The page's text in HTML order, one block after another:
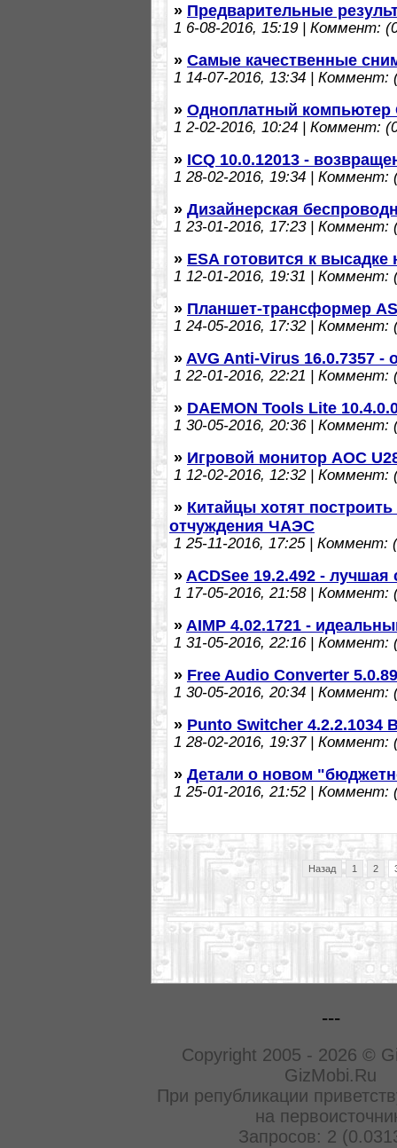
» Предварительные
1 6-08-2016, 15:19 | Коммент:
» Самые качественные
1 14-07-2016, 13:34 | Коммент:
» Одноплатный компьютер
1 2-02-2016, 10:24 | Коммент:
» ICQ 10.0.12013 -
1 28-02-2016, 19:34 | Коммент:
» Дизайнерская
1 23-01-2016, 17:23 | Коммент:
» ESA готовится к высадке
1 12-01-2016, 19:31 | Коммент:
» Планшет-трансформер
1 24-05-2016, 17:32 | Коммент:
» AVG Anti-Virus 16.0.7357 -
1 22-01-2016, 22:21 | Коммент:
» DAEMON Tools Lite
1 30-05-2016, 20:36 | Коммент:
» Игровой монитор AOC
1 12-02-2016, 12:32 | Коммент:
» Китайцы хотят
отчуждения ЧАЭС
1 25-11-2016, 17:25 | Коммент:
» ACDSee 19.2.492 -
1 17-05-2016, 21:58 | Коммент:
» AIMP 4.02.1721 -
1 31-05-2016, 22:16 | Коммент:
» Free Audio Converter
1 30-05-2016, 20:34 | Коммент:
» Punto Switcher 4.2.2.1034
1 28-02-2016, 19:37 | Коммент:
» Детали о новом
1 25-01-2016, 21:52 | Коммент:
Назад 1 2
---
Copyright 2005 - 2026 ©
GizMobi.Ru
При републикации
на
Запросов: 2